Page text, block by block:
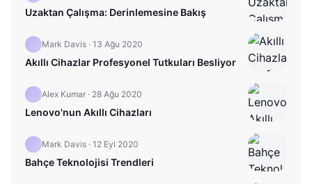
Uzaktan Çalışma: Derinlemesine Bakış
Mark Davis · 13 Ağu 2020
Akıllı Cihazlar Profesyonel Tutkuları Besliyor
Alex Kumar · 28 Ağu 2020
Lenovo'nun Akıllı Cihazları
Mark Davis · 12 Eyl 2020
Bahçe Teknolojisi Trendleri